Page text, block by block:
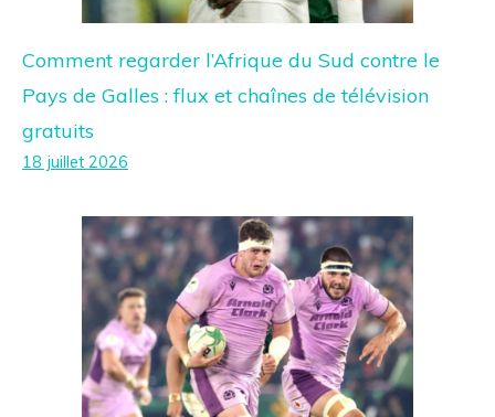
Comment regarder l’Afrique du Sud contre le
Pays de Galles : flux et chaînes de télévision
gratuits
18 juillet 2026